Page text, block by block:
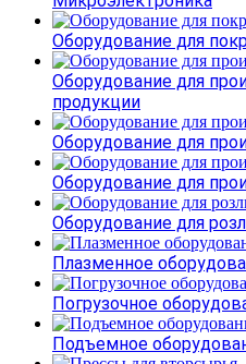
Оборудование для
Оборудование для
продукции
Оборудование для
Оборудование для
Оборудование для
Плазменное
Погрузочное
Подъемное